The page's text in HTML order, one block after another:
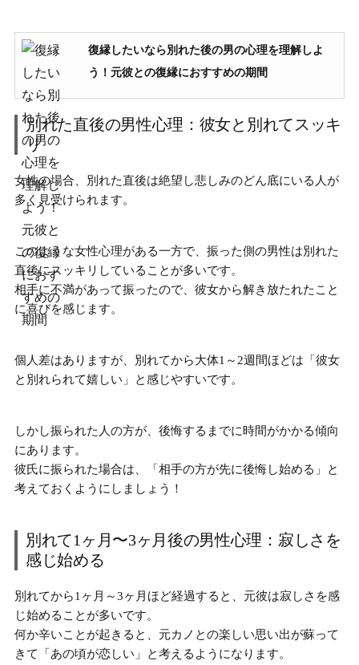
復縁したいなら別れた後の男の心理を理解しよ
う！元彼との復縁におすすめの期間
別れた直後の男性心理：彼女と別れてスッキ
リ
女性の場合、別れた直後は絶望し悲しみのどん底にいる人が
多く見受けられます。
このような女性心理がある一方で、振った側の男性は別れた
直後にスッキリしていることが多いです。
相手に不満があって振ったので、彼女から解き放たれたこと
に喜びを感じます。
個人差はありますが、別れてから大体1～2週間ほどは「彼女
と別れられて嬉しい」と感じやすいです。
しかし振られた人の方が、後悔するまでに時間がかかる傾向
にあります。
彼氏に振られた場合は、「相手の方が先に後悔し始める」と
考えておくようにしましょう！
別れて1ヶ月〜3ヶ月後の男性心理：寂しさを
感じ始める
別れてから1ヶ月～3ヶ月ほど経過すると、 元彼は寂しさを感
じ始めることが多いです。
何か辛いことが起きると、元カノとの楽しい思い出が蘇って
きて「あの頃が恋しい」と考えるようになります。